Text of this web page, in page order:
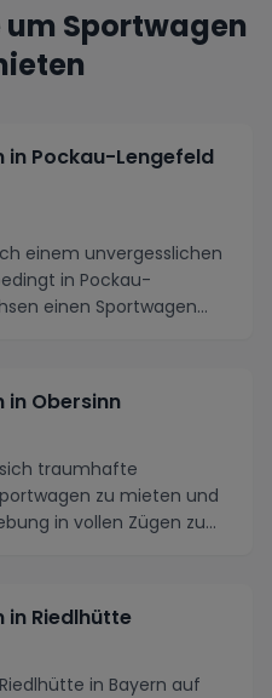
Sportwagen
Pockau-Lengefeld
einem unvergesslichen
in Pockau-
einen Sportwagen
Obersinn
traumhafte
zu mieten und
in vollen Zügen zu
in Riedlhütte
in Bayern auf